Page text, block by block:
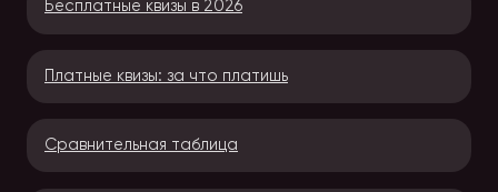
Бесплатные квизы в 2026
Платные квизы: за что платишь
Сравнительная таблица